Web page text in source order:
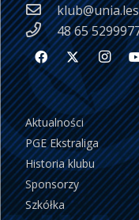
48 65
Aktualności
PGE Ekstraliga
Historia klubu
Sponsorzy
Szkółka